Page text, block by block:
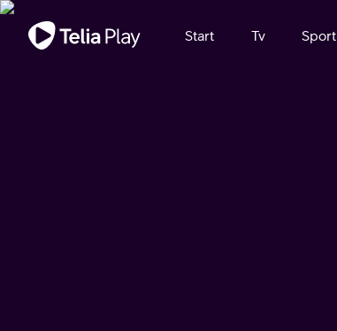
Viktigt meddelande
Start Tv Sport